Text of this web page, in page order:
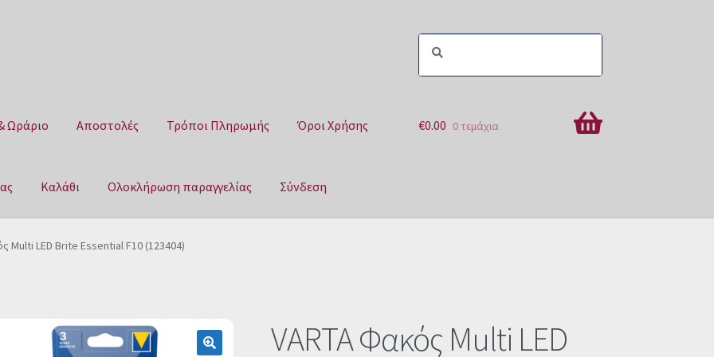
Ωράριο Αποστολές Τρόποι Πληρωμής Όροι Χρήσης
Καλάθι Ολοκλήρωση παραγγελίας Σύνδεση
Αποστολές Τρόποι Πληρωμής Όροι Χρήσης
€0.00 0 τεμάχια
Multi LED Brite Essential F10 (123404)
VARTA Φακός Multi LED